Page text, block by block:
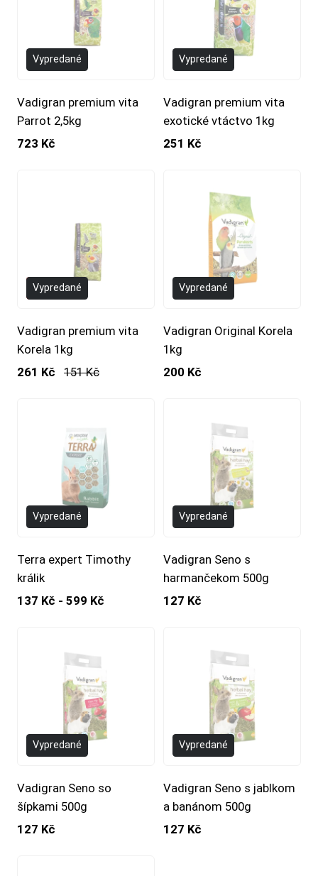
Vypredané
Vadigran premium vita
Parrot 2,5kg
723 Kč
Vypredané
Vadigran premium vita
exotické vtáctvo 1kg
251 Kč
- -73%
Vypredané
Vadigran premium vita
Korela 1kg
261 Kč
151 Kč
Vypredané
Vadigran Original Korela
1kg
200 Kč
Vypredané
Terra expert Timothy
králik
137 Kč - 599 Kč
Vypredané
Vadigran Seno s
harmančekom 500g
127 Kč
Vypredané
Vadigran Seno so
šípkami 500g
127 Kč
Vypredané
Vadigran Seno s jablkom
a banánom 500g
127 Kč